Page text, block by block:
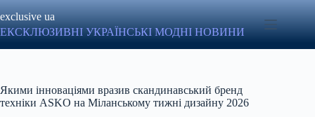
до
вмісту
exclusive ua
ЕКСКЛЮЗИВНІ УКРАЇНСЬКІ МОДНІ НОВИНИ
Якими інноваціями вразив скандинавський бренд
техніки ASKO на Міланському тижні дизайну 2026